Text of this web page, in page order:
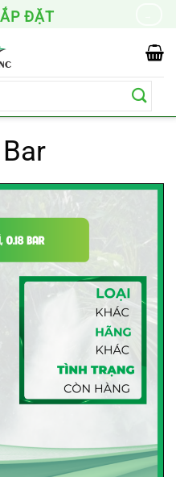
GIAO HÀNG TOÀN